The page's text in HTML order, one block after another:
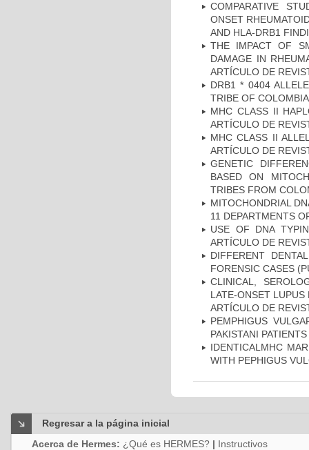
COMPARATIVE
ONSET
AND HLA-DRB1
THE IMPACT OF
DAMAGE IN
ARTÍCULO DE
DRB1 * 0404
TRIBE OF
MHC CLASS II
ARTÍCULO DE
MHC CLASS II
ARTÍCULO DE
GENETIC
BASED ON
TRIBES FROM
MITOCHONDRIAL
11 DEPARTMENTS
USE OF DNA
ARTÍCULO DE
DIFFERENT
FORENSIC CASES
CLINICAL,
LATE-ONSET
ARTÍCULO DE
PEMPHIGUS
PAKISTANI
IDENTICALMHC
WITH PEPHIGUS
Regresar a la página inicial
Acerca de Hermes: ¿Qué es HERMES? | Instructivos